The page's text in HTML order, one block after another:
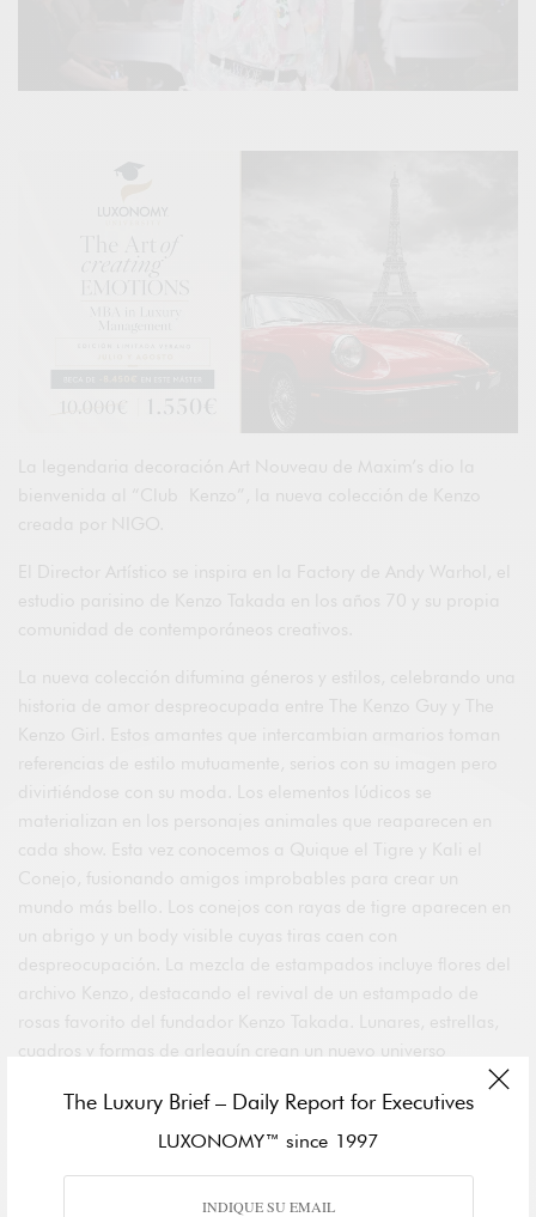
The Luxury Brief – Daily Report for Executives
LUXONOMY™ since 1997
La legendaria decoración Art Nouveau de Maxim’s dio la
bienvenida al “Club Kenzo”, la nueva colección de Kenzo
creada por NIGO.
El Director Artístico se inspira en la Factory de Andy Warhol, el
estudio parisino de Kenzo Takada en los años 70 y su propia
comunidad de contemporáneos creativos.
La nueva colección difumina géneros y estilos, celebrando una
historia de amor despreocupada entre The Kenzo Guy y The
Kenzo Girl. Estos amantes que intercambian armarios toman
referencias de estilo mutuamente, serios con su imagen pero
divirtiéndose con su moda. Los elementos lúdicos se
materializan en los personajes animales que reaparecen en
cada show. Esta vez conocemos a Quique el Tigre y Kali el
Conejo, fusionando amigos improbables para crear un
mundo más bello. Los conejos con rayas de tigre aparecen en
un abrigo y un body visible cuyas tiras caen con
despreocupación. La mezcla de estampados incluye flores del
archivo Kenzo, destacando el revival de un estampado de
rosas favorito del fundador Kenzo Takada. Lunares, estrellas,
cuadros y formas de arlequín crean un nuevo universo